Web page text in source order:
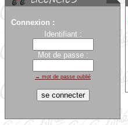
Connexion :
Identifiant :
Mot de passe :
→ mot de passe oublié